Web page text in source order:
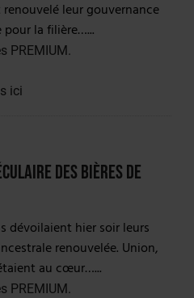
renouvelé leur gouvernance
la filière…...
PREMIUM.
ici
des bières de
dévoilaient hier soir leurs
renouvelée. Union,
au cœur…...
PREMIUM.